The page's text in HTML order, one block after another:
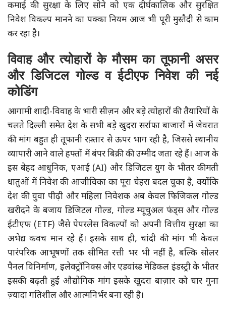
कमाई की सुरक्षा के लिए सोने को एक दीर्घकालिक और सुरक्षित
निवेश विकल्प मानने का पक्का नियम आज भी पूरी मुस्तैदी से काम
कर रहा है।
विवाह और त्योहारों के मौसम का तूफानी असर
और डिजिटल गोल्ड व ईटीएफ निवेश की नई
कोडिंग
आगामी शादी-विवाह के भारी सीज़न और बड़े त्योहारों की तैयारियों के
चलते दिल्ली समेत देश के सभी बड़े खुदरा सर्राफा बाजारों में जेवरात
की मांग बहुत ही तूफानी रफ़्तार से ऊपर भाग रही है, जिससे स्थानीय
व्यापारी आने वाले हफ्तों में बंपर बिक्री की उम्मीद जता रहे हैं। आज के
इस बेहद आधुनिक, एआई (AI) और डिजिटल युग के भीतर कीमती
धातुओं में निवेश की आजीविका का पूरा चेहरा बदल चुका है, क्योंकि
देश की युवा पीढ़ी और महिला निवेशक अब केवल फिजिकल गोल्ड
खरीदने के बजाय डिजिटल गोल्ड, गोल्ड म्यूचुअल फंड्स और गोल्ड
ईटीएफ (ETF) जैसे पेपरलेस विकल्पों को अपनी वित्तीय सुरक्षा का
अभेद्य कवच मान रहे हैं। इसके साथ ही, चांदी की मांग भी केवल
पारंपरिक आभूषणों तक सीमित रत्ती भर भी नहीं है, बल्कि सोलर
पैनल विनिर्माण, इलेक्ट्रॉनिक्स और एडवांस्ड मेडिकल इंडस्ट्री के भीतर
इसकी बढ़ती हुई औद्योगिक मांग इसके खुदरा बाज़ार को चार गुना
ज़्यादा गतिशील और आत्मनिर्भर बना रही है।